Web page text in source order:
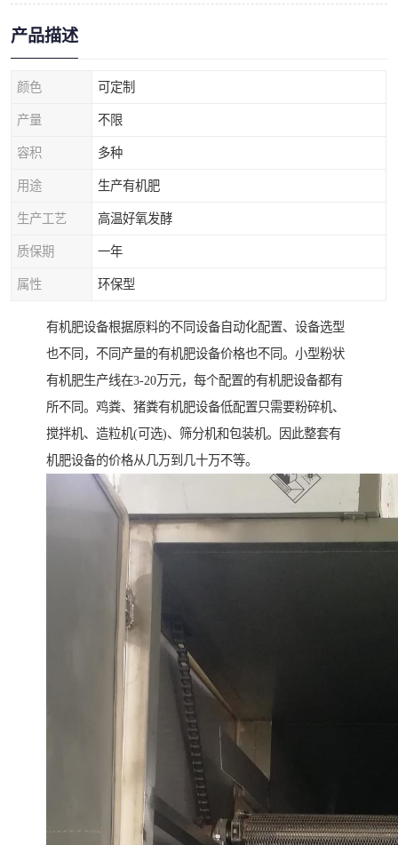
产品描述
颜色 可定制
产量 不限
容积 多种
用途 生产有机肥
生产工艺 高温好氧发酵
质保期 一年
属性 环保型
有机肥设备根据原料的不同设备自动化配置、设备选型
也不同，不同产量的有机肥设备价格也不同。小型粉状
有机肥生产线在3-20万元，每个配置的有机肥设备都有
所不同。鸡粪、猪粪有机肥设备低配置只需要粉碎机、
搅拌机、造粒机(可选)、筛分机和包装机。因此整套有
机肥设备的价格从几万到几十万不等。